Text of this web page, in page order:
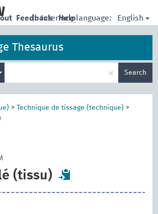
| Interface language: English
Feedback Help
Thesaurus
× Search
> Technique de tissage (technique) >
(tissu)